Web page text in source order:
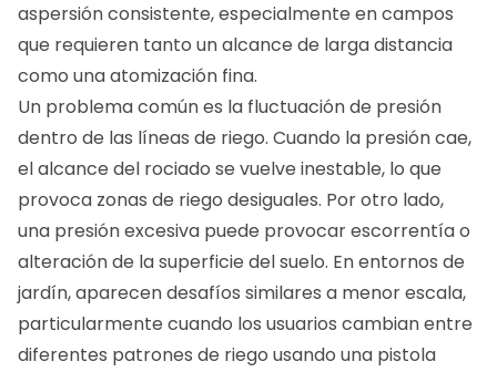
aspersión consistente, especialmente en campos
que requieren tanto un alcance de larga distancia
como una atomización fina.
Un problema común es la fluctuación de presión
dentro de las líneas de riego. Cuando la presión cae,
el alcance del rociado se vuelve inestable, lo que
provoca zonas de riego desiguales. Por otro lado,
una presión excesiva puede provocar escorrentía o
alteración de la superficie del suelo. En entornos de
jardín, aparecen desafíos similares a menor escala,
particularmente cuando los usuarios cambian entre
diferentes patrones de riego usando una pistola